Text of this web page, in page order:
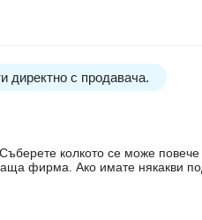
директно с продавача.
колкото се може
фирма. Ако имате някакви